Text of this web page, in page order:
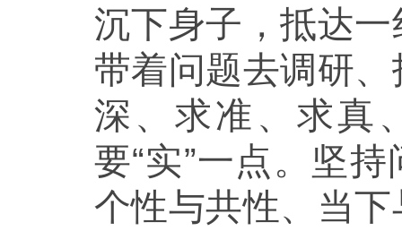
沉下身子，抵达
带着问题去调研
深、求准、求真
要“实”一点。坚
个性与共性、当